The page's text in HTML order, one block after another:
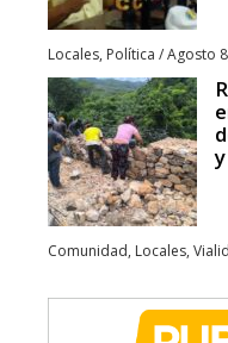
Locales, Política /Agosto
Comunidad, Locales,